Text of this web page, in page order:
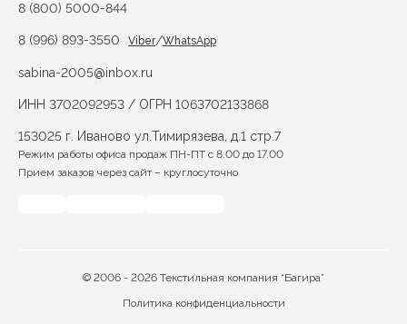
8 (800) 5000-844
8 (996) 893-3550 Viber/WhatsApp
sabina-2005@inbox.ru
ИНН 3702092953 / ОГРН 1063702133868
153025 г. Иваново ул.Тимирязева, д.1 стр.7
Режим работы офиса продаж ПН-ПТ с 8.00 до 17.00
Прием заказов через сайт – круглосуточно
© 2006 - 2026 Текстильная компания “Багира”
Политика конфиденциальности